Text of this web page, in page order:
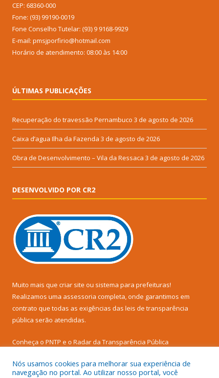
CEP: 68360-000
Fone: (93) 99190-0019
Fone Conselho Tutelar: (93) 9 9168-9929
E-mail: pmsjporfirio@hotmail.com
Horário de atendimento: 08:00 às 14:00
ÚLTIMAS PUBLICAÇÕES
Recuperação do travessão Pernambuco 3 de agosto de 2026
Caixa d’agua Ilha da Fazenda 3 de agosto de 2026
Obra de Desenvolvimento – Vila da Ressaca 3 de agosto de 2026
DESENVOLVIDO POR CR2
Muito mais que criar site ou sistema para prefeituras!
Realizamos uma assessoria completa, onde garantimos em
contrato que todas as exigências das leis de transparência
pública serão atendidas.
Conheça o PNTP e o Radar da Transparência Pública
Nós usamos cookies para melhorar sua experiência de
navegação no portal. Ao utilizar nosso portal, você